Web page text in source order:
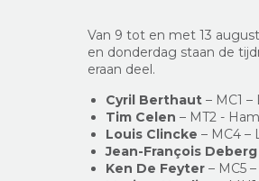
Van 9 tot en met 13
en donderdag staan de
eraan deel.
Cyril Berthaut – MC1
Tim Celen – MT2 -
Louis Clincke – MC4 –
Jean-François Deberg
Ken De Feyter – MC5